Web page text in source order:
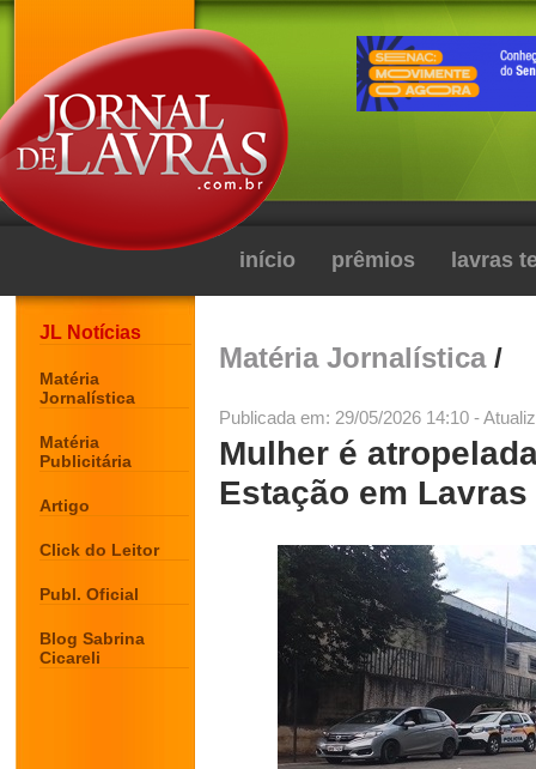
início prêmios lavras
JL Notícias
Matéria
Jornalística
Matéria
Publicitária
Artigo
Click do Leitor
Publ. Oficial
Blog Sabrina
Cicareli
Matéria Jornalística/
Publicada em: 29/05/2026 14:10 -
Mulher é
Estação em Lavras